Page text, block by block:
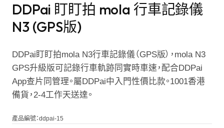
DDPai 盯盯拍 mola 行車記錄儀
N3 (GPS版)
DDPai盯盯拍mola N3行車記錄儀（GPS版），mola N3
GPS升級版可記錄行車軌跡同實時車速，配合DDPai
App查片同管理。屬DDPai中入門性價比款。1001香港
備貨，2-4工作天送達。
產品編號：ddpai-15